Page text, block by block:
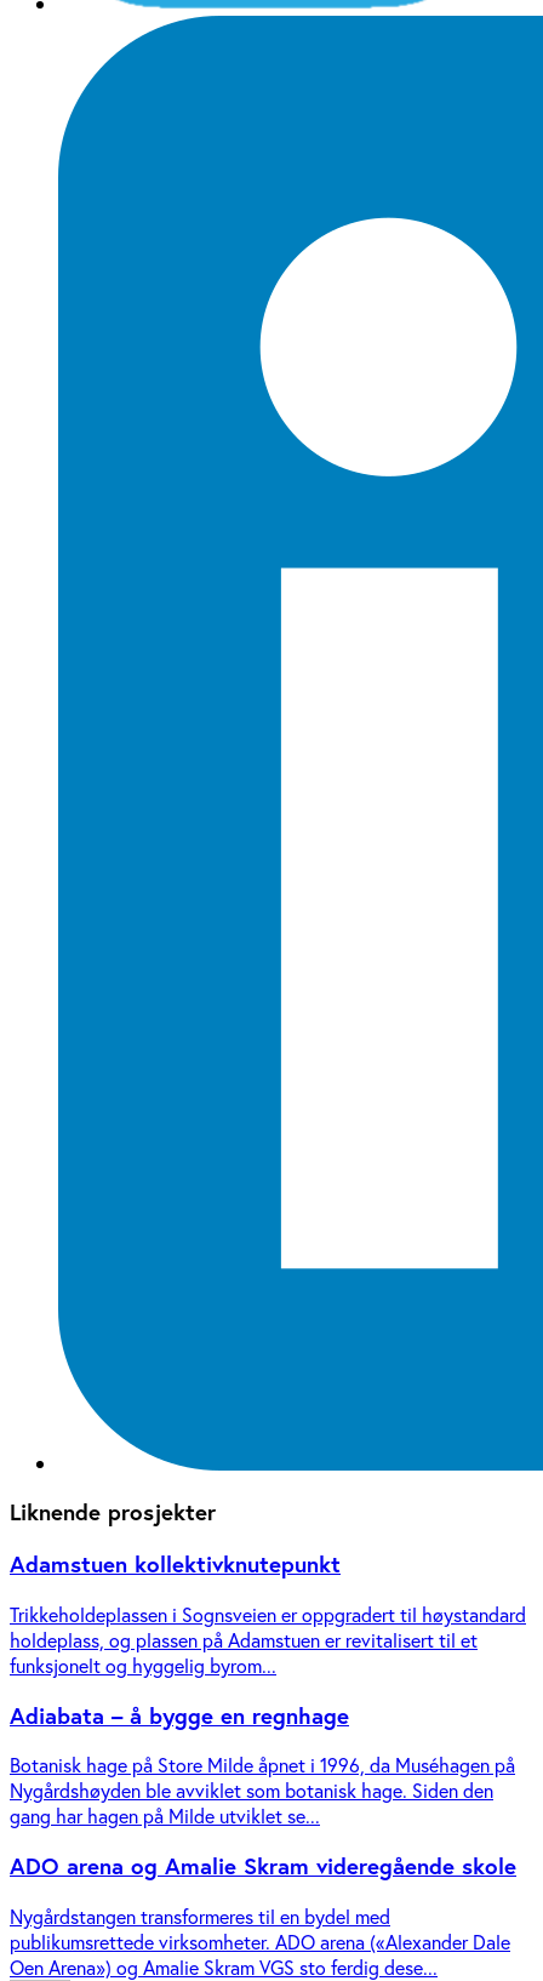
Liknende prosjekter
Adamstuen kollektivknutepunkt
Trikkeholdeplassen i Sognsveien er oppgradert til høystandard
holdeplass, og plassen på Adamstuen er revitalisert til et
funksjonelt og hyggelig byrom...
Adiabata – å bygge en regnhage
Botanisk hage på Store Milde åpnet i 1996, da Muséhagen på
Nygårdshøyden ble avviklet som botanisk hage. Siden den
gang har hagen på Milde utviklet se...
ADO arena og Amalie Skram videregående skole
Nygårdstangen transformeres til en bydel med
publikumsrettede virksomheter. ADO arena («Alexander Dale
Oen Arena») og Amalie Skram VGS sto ferdig dese...